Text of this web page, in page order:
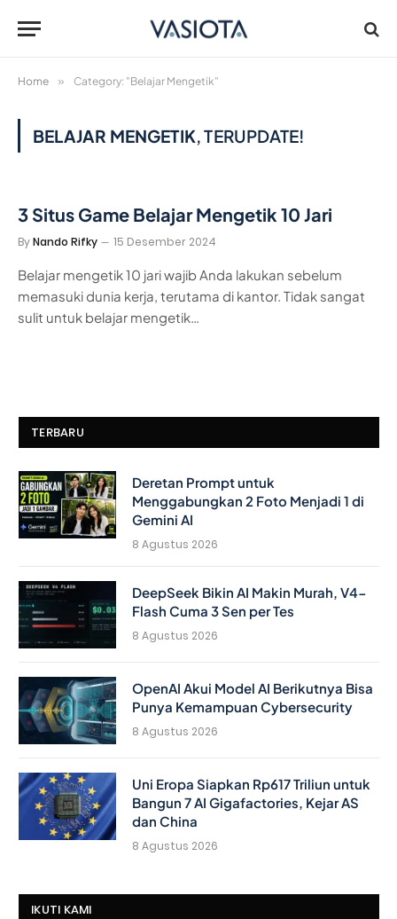
Home » Category: "Belajar Mengetik"
BELAJAR MENGETIK, TERUPDATE!
3 Situs Game Belajar Mengetik 10 Jari
ByNando Rifky 15 Desember 2024
Belajar mengetik 10 jari wajib Anda lakukan sebelum
memasuki dunia kerja, terutama di kantor. Tidak sangat
sulit untuk belajar mengetik…
TERBARU
Deretan Prompt untuk
Menggabungkan 2 Foto Menjadi 1 di
Gemini AI
8 Agustus 2026
DeepSeek Bikin AI Makin Murah, V4-
Flash Cuma 3 Sen per Tes
8 Agustus 2026
OpenAI Akui Model AI Berikutnya Bisa
Punya Kemampuan Cybersecurity
8 Agustus 2026
Uni Eropa Siapkan Rp617 Triliun untuk
Bangun 7 AI Gigafactories, Kejar AS
dan China
8 Agustus 2026
IKUTI KAMI